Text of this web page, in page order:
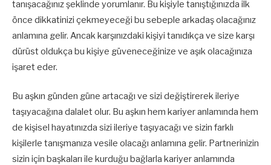
tanışacağınız şeklinde yorumlanır. Bu kişiyle tanıştığınızda ilk
önce dikkatinizi çekmeyeceği bu sebeple arkadaş olacağınız
anlamına gelir. Ancak karşınızdaki kişiyi tanıdıkça ve size karşı
dürüst oldukça bu kişiye güveneceğinize ve aşık olacağınıza
işaret eder.
Bu aşkın günden güne artacağı ve sizi değiştirerek ileriye
taşıyacağına dalalet olur. Bu aşkın hem kariyer anlamında hem
de kişisel hayatınızda sizi ileriye taşıyacağı ve sizin farklı
kişilerle tanışmanıza vesile olacağı anlamına gelir. Partnerinizin
sizin için başkaları ile kurduğu bağlarla kariyer anlamında